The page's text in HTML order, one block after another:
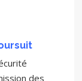
des